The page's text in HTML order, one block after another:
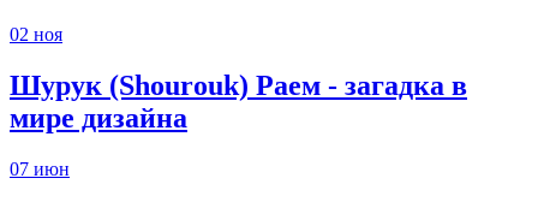
02 ноя
Шурук (Shourouk) Раем - загадка в
мире дизайна
07 июн